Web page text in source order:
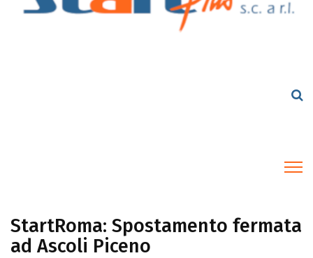
StartRoma: Spostamento fermata
ad Ascoli Piceno